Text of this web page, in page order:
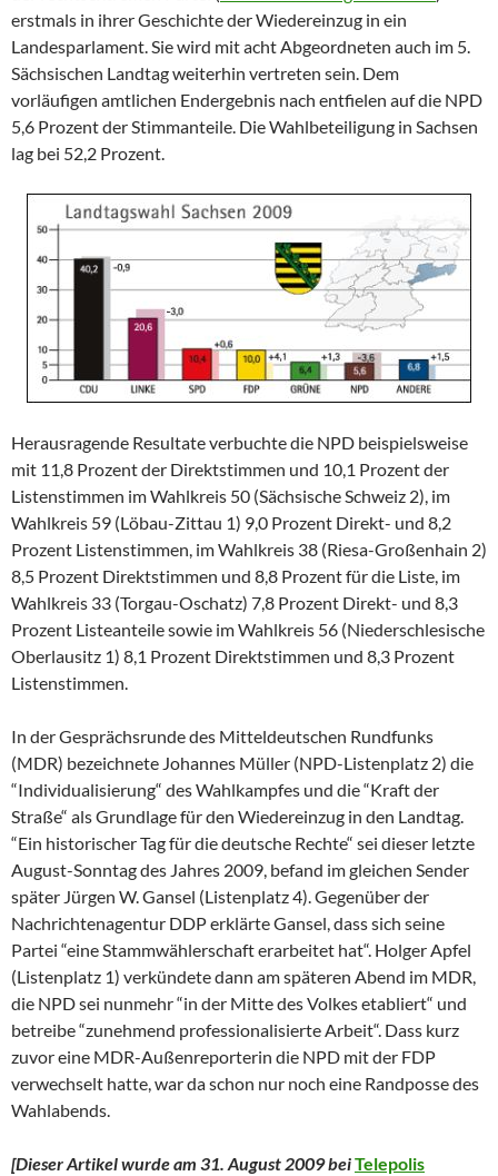
erstmals in ihrer Geschichte der Wiedereinzug in ein
Landesparlament. Sie wird mit acht Abgeordneten auch im 5.
Sächsischen Landtag weiterhin vertreten sein. Dem
vorläufigen amtlichen Endergebnis nach entfielen auf die NPD
5,6 Prozent der Stimmanteile. Die Wahlbeteiligung in Sachsen
lag bei 52,2 Prozent.
Herausragende Resultate verbuchte die NPD beispielsweise
mit 11,8 Prozent der Direktstimmen und 10,1 Prozent der
Listenstimmen im Wahlkreis 50 (Sächsische Schweiz 2), im
Wahlkreis 59 (Löbau-Zittau 1) 9,0 Prozent Direkt- und 8,2
Prozent Listenstimmen, im Wahlkreis 38 (Riesa-Großenhain 2)
8,5 Prozent Direktstimmen und 8,8 Prozent für die Liste, im
Wahlkreis 33 (Torgau-Oschatz) 7,8 Prozent Direkt- und 8,3
Prozent Listeanteile sowie im Wahlkreis 56 (Niederschlesische
Oberlausitz 1) 8,1 Prozent Direktstimmen und 8,3 Prozent
Listenstimmen.
In der Gesprächsrunde des Mitteldeutschen Rundfunks
(MDR) bezeichnete Johannes Müller (NPD-Listenplatz 2) die
“Individualisierung“ des Wahlkampfes und die “Kraft der
Straße“ als Grundlage für den Wiedereinzug in den Landtag.
“Ein historischer Tag für die deutsche Rechte“ sei dieser letzte
August-Sonntag des Jahres 2009, befand im gleichen Sender
später Jürgen W. Gansel (Listenplatz 4). Gegenüber der
Nachrichtenagentur DDP erklärte Gansel, dass sich seine
Partei “eine Stammwählerschaft erarbeitet hat“. Holger Apfel
(Listenplatz 1) verkündete dann am späteren Abend im MDR,
die NPD sei nunmehr “in der Mitte des Volkes etabliert“ und
betreibe “zunehmend professionalisierte Arbeit“. Dass kurz
zuvor eine MDR-Außenreporterin die NPD mit der FDP
verwechselt hatte, war da schon nur noch eine Randposse des
Wahlabends.
[Dieser Artikel wurde am 31. August 2009 beiTelepolis